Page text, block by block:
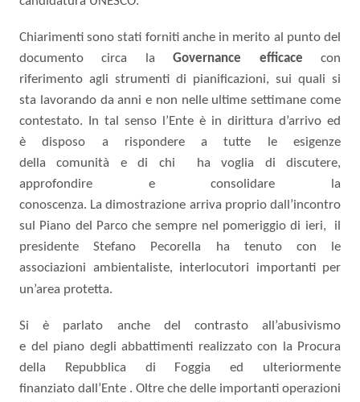
Chiarimenti sono stati forniti anche in merito al punto del
documento circa la
Governance efficace
con
riferimento agli strumenti di pianificazioni, sui quali si
sta lavorando da anni e non nelle ultime settimane come
contestato.
In tal senso l’Ente è in dirittura d’arrivo ed
è
disposo a rispondere a tutte le
esigenze
della
comunità e di chi
ha voglia di discutere,
approfondire e consolidare la
conoscenza. La dimostrazione arriva proprio dall’incontro
sul
Piano del Parco che sempre nel pomeriggio di ieri,
il
presidente Stefano Pecorella
ha tenuto con
le
associazioni ambientaliste, interlocutori importanti per
un’area protetta.
Si è parlato anche del
contrasto all’abusivismo
e del piano degli abbattimenti realizzato con la Procura
della Repubblica di
Foggia
ed ulteriormente
finanziato dall’Ente . Oltre che delle importanti operazioni